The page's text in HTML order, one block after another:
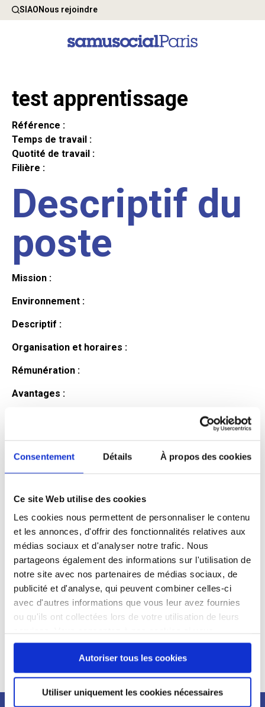
Consentement Détails À propos des cookies
Ce site Web utilise des cookies
Les cookies nous permettent de personnaliser le contenu
et les annonces, d'offrir des fonctionnalités relatives aux
médias sociaux et d'analyser notre trafic. Nous
partageons également des informations sur l'utilisation de
notre site avec nos partenaires de médias sociaux, de
publicité et d'analyse, qui peuvent combiner celles-ci
avec d'autres informations que vous leur avez fournies
ou qu'ils ont collectées lors de votre utilisation de leurs
continuez à utiliser notre site Web.
Autoriser tous les cookies
Utiliser uniquement les cookies nécessaires
SIAONous rejoindre
test apprentissage
Référence :
Temps de travail :
Quotité de travail :
Filière :
Descriptif du
poste
Mission :
Environnement :
Descriptif :
Organisation et horaires :
Rémunération :
Avantages :
candidat
Qualifications et diplômes :
Profil recherché :
Expérience :
Processus
de
recrutement